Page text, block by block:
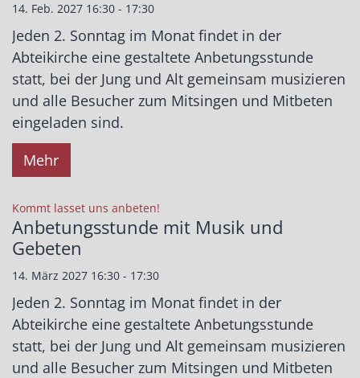
14. Feb. 2027 16:30 - 17:30
Jeden 2. Sonntag im Monat findet in der
Abteikirche eine gestaltete Anbetungsstunde
statt, bei der Jung und Alt gemeinsam musizieren
und alle Besucher zum Mitsingen und Mitbeten
eingeladen sind.
Mehr
Kommt lasset uns anbeten!
Anbetungsstunde mit Musik und
Gebeten
14. März 2027 16:30 - 17:30
Jeden 2. Sonntag im Monat findet in der
Abteikirche eine gestaltete Anbetungsstunde
statt, bei der Jung und Alt gemeinsam musizieren
und alle Besucher zum Mitsingen und Mitbeten